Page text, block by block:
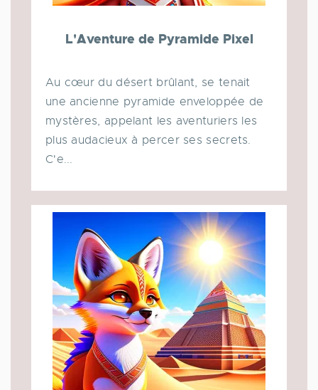
L'Aventure de Pyramide Pixel
Au cœur du désert brûlant, se tenait
une ancienne pyramide enveloppée de
mystères, appelant les aventuriers les
plus audacieux à percer ses secrets.
C'e...